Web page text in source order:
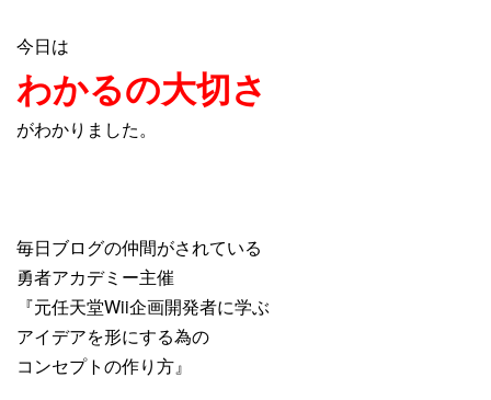
今日は
わかるの大切さ
がわかりました。
毎日ブログの仲間がされている
勇者アカデミー主催
『元任天堂Wii企画開発者に学ぶ
アイデアを形にする為の
コンセプトの作り方』